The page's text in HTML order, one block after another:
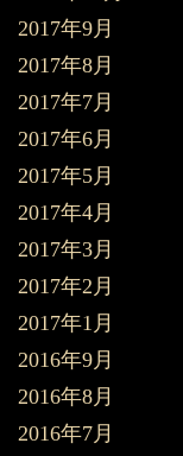
2017年9月
2017年8月
2017年7月
2017年6月
2017年5月
2017年4月
2017年3月
2017年2月
2017年1月
2016年9月
2016年8月
2016年7月